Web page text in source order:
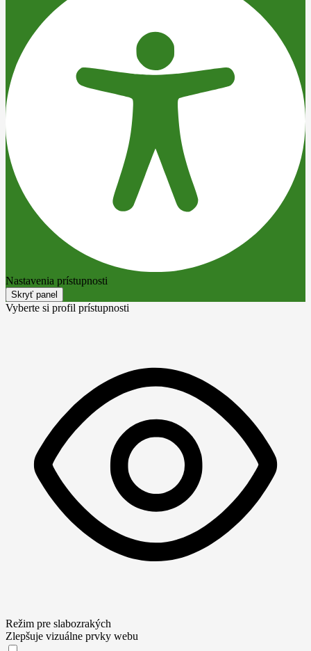
Nastavenia prístupnosti
Skryť panel
Vyberte si profil prístupnosti
Režim pre slabozrakých
Zlepšuje vizuálne prvky webu